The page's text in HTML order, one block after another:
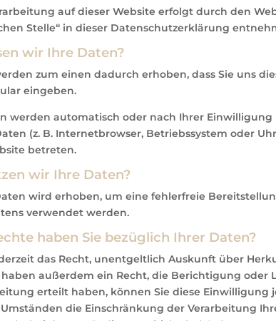
auf dieser Website erfolgt durch den
Stelle“ in dieser Datenschutzerklärung
wir Ihre Daten?
zum einen dadurch erhoben, dass Sie uns
eingeben.
werden automatisch oder nach Ihrer Einwilligung
(z. B. Internetbrowser, Betriebssystem oder
betreten.
wir Ihre Daten?
wird erhoben, um eine fehlerfreie
verwendet werden.
haben Sie bezüglich Ihrer Daten?
das Recht, unentgeltlich Auskunft über
außerdem ein Recht, die Berichtigung oder
erteilt haben, können Sie diese
die Einschränkung der Verarbeitung